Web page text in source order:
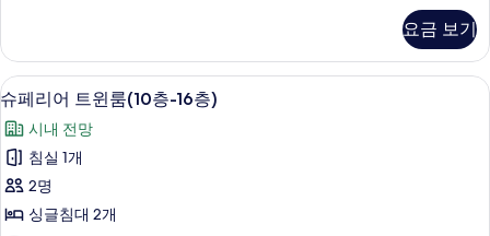
사
진
모
두
보
기
퀸
룸
(10
층-16
층)
자
세
히
보
요금 보기
슈
페
리
어
트
윈
객실 내 금고, 책상, 노트북 작업 공간,
7
슈페리어 트윈룸(10층-16층)
시내 전망
침실 1개
2명
싱글침대 2개